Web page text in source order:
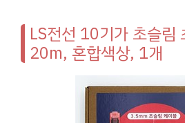
LS전선 10기가 초슬림
20m, 혼합색상, 1개